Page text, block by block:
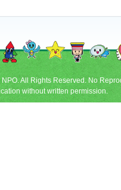
All Rights Reserved. No
without written permission.